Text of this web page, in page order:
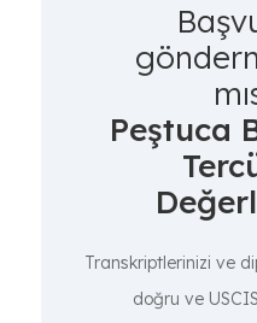
Peştuca
Transkriptlerinizi ve
doğru ve